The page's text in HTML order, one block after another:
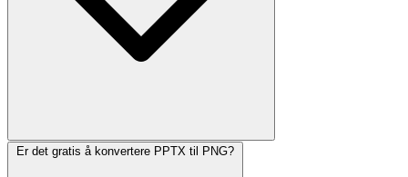
Er det gratis å konvertere PPTX til PNG?